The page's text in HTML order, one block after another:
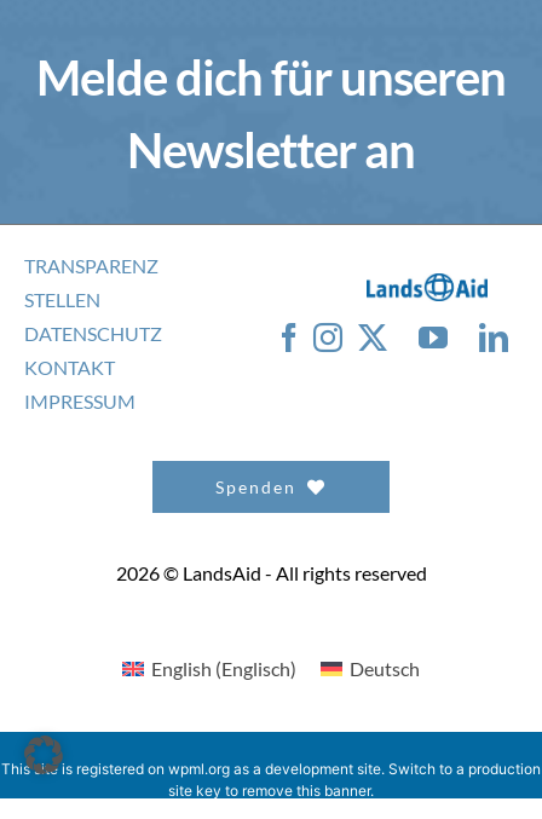
Melde dich für unseren
Newsletter an
TRANSPARENZ
STELLEN
DATENSCHUTZ
KONTAKT
IMPRESSUM
Spenden
2026 © LandsAid - All rights reserved
English (Englisch) Deutsch
This site is registered on wpml.org as a development site. Switch to a production
site key toremove this banner.